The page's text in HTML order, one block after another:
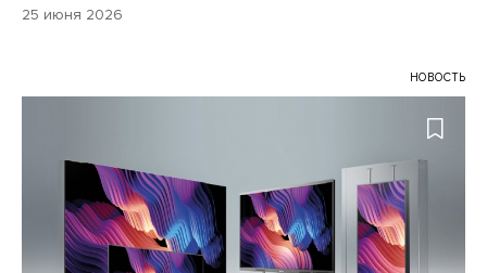
25 июня 2026
НОВОСТЬ